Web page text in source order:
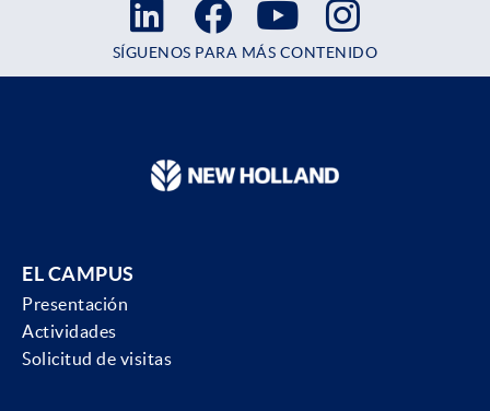
SÍGUENOS PARA MÁS CONTENIDO
EL CAMPUS
Presentación
Actividades
Solicitud de visitas